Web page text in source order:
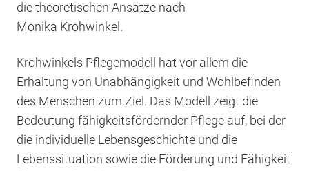
die theoretischen Ansätze nach
Monika Krohwinkel.
Krohwinkels Pflegemodell hat vor allem die
Erhaltung von Unabhängigkeit und Wohlbefinden
des Menschen zum Ziel. Das Modell zeigt die
Bedeutung fähigkeitsfördernder Pflege auf, bei der
die individuelle Lebensgeschichte und die
Lebenssituation sowie die Förderung und Fähigkeit